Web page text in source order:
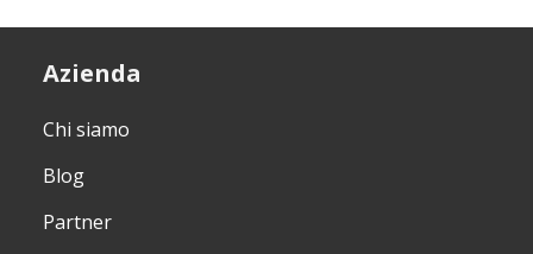
Azienda
Chi siamo
Blog
Partner